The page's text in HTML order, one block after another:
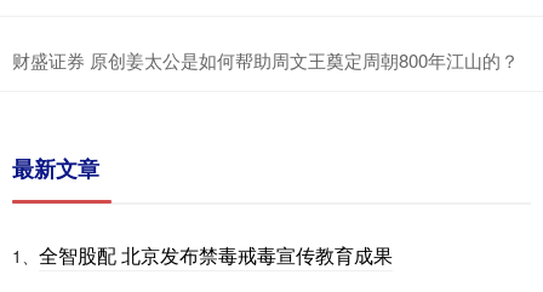
财盛证券 原创姜太公是如何帮助周文王奠定周朝800年江山的？
最新文章
1、 全智股配 北京发布禁毒戒毒宣传教育成果